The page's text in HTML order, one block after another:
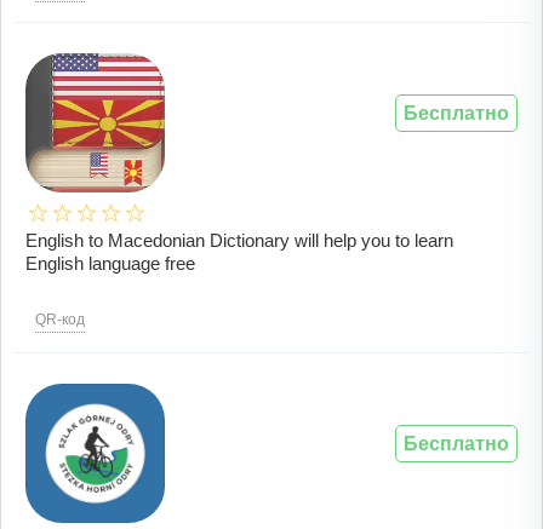
English to Macedonian Dictionary will help you to learn
English language free
QR-код
Бесплатно
Бесплатно